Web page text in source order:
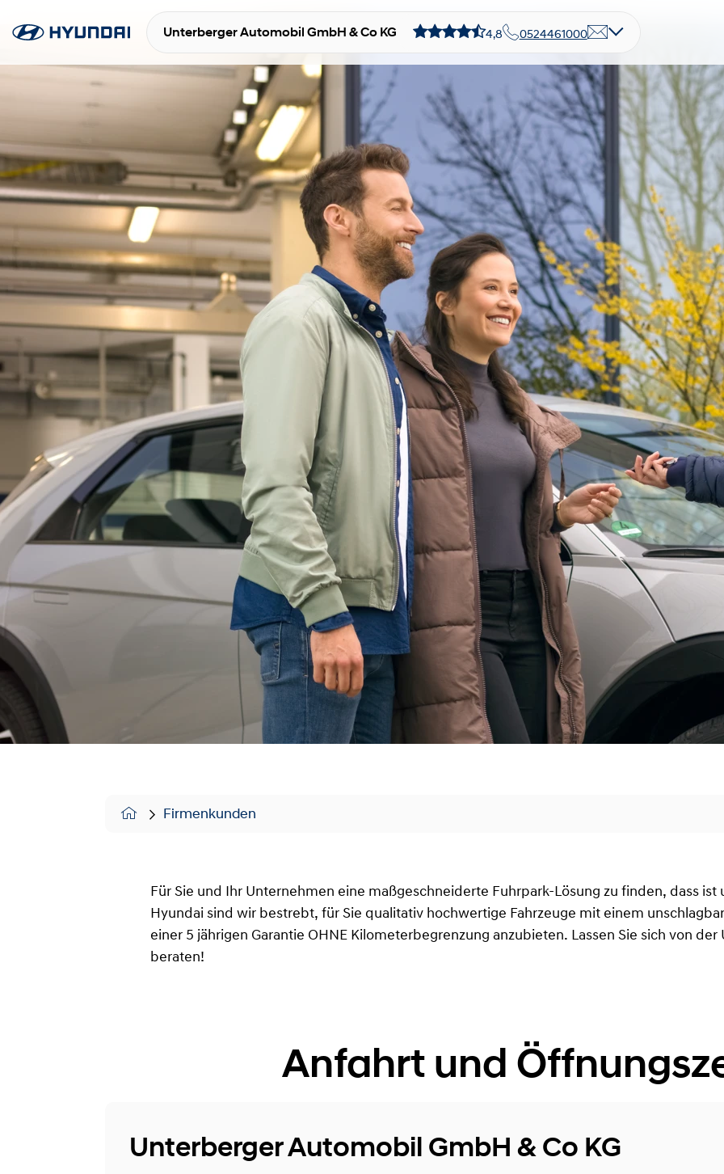
Unterberger Automobil GmbH & Co KG 4,8 0524461000
Firmenkunden
Für Sie und Ihr Unternehmen eine maßgeschneiderte Fuhrpark-Lösung zu finden, dass
Hyundai sind wir bestrebt, für Sie qualitativ hochwertige Fahrzeuge mit einem
einer 5 jährigen Garantie OHNE Kilometerbegrenzung anzubieten. Lassen Sie sich von
beraten!
Anfahrt und
Unterberger Automobil GmbH & Co KG